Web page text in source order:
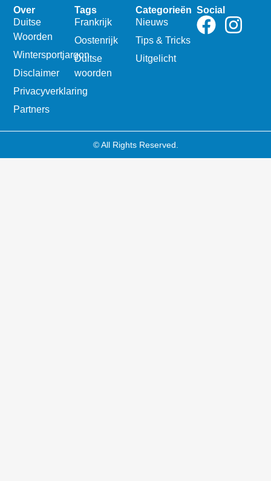
Over
Duitse
Woorden
Wintersportjargon
Disclaimer
Privacyverklaring
Partners
Tags
Frankrijk
Oostenrijk
Duitse
woorden
Categorieën
Nieuws
Tips & Tricks
Uitgelicht
Social
© All Rights Reserved.